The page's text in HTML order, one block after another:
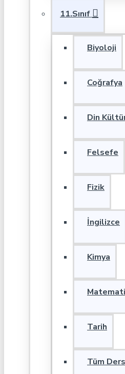
11.Sınıf
Biyoloji
Coğrafya
Din
Felsefe
Fizik
İngilizce
Kimya
Tarih
Tüm